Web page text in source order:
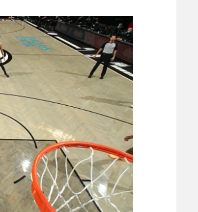
תקנון משתתפים וזוכים בפרסים
תקנון עבור פעילות אלקטרה
תקנון עבור פעילות ספורט 1 – "מרלן"
תנאי שימוש
מדיניות פרטיות
תקנון פעילות ספורט 1
רשיון להקרנה פומבית לבית עסק
הצטרפות לחבילת הערוצים
לוח דרושים – ג'ובנט